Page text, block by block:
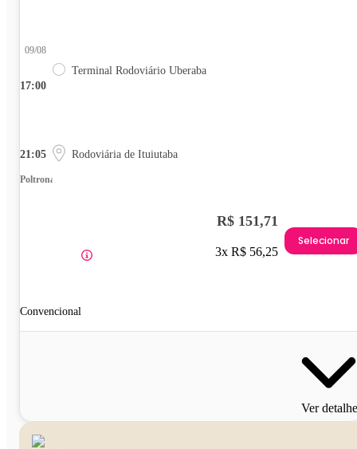
17:00
09/08
Terminal Rodoviário Uberaba
21:05 Rodoviária de Ituiutaba
Poltrona
Convencional
R$ 151,71
3x R$ 56,25
Selecionar
Ver